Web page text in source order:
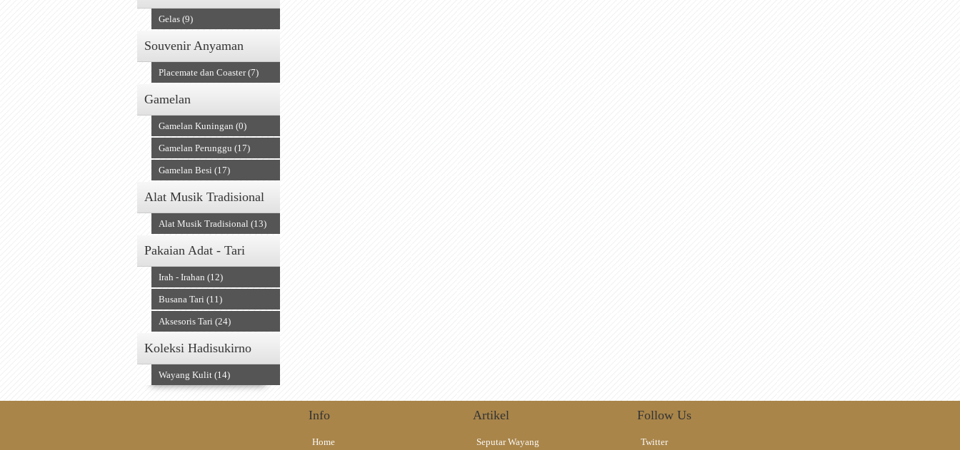
Gelas (9)
Souvenir Anyaman
Placemate dan Coaster (7)
Gamelan
Gamelan Kuningan (0)
Gamelan Perunggu (17)
Gamelan Besi (17)
Alat Musik Tradisional
Alat Musik Tradisional (13)
Pakaian Adat - Tari
Irah - Irahan (12)
Busana Tari (11)
Aksesoris Tari (24)
Koleksi Hadisukirno
Wayang Kulit (14)
Info
Home
Artikel
Seputar Wayang
Follow Us
Twitter